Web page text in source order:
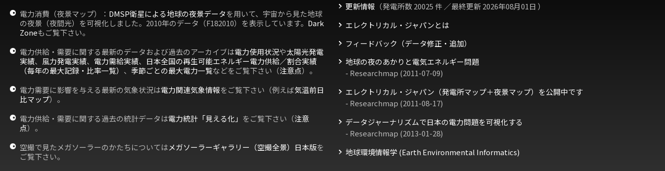
電力消費（夜景マップ）： DMSP衛星による地球の夜景データを用いて、宇宙から見た地球
の夜景（夜間光）を可視化しました。2010年のデータ（F182010）を表示しています。 Dark
Zoneもご覧下さい。
電力供給・需要に関する最新のデータおよび過去のアーカイブは電力使用状況や太陽光発電
実績、 風力発電実績、 電力需給実績、 日本全国の再生可能エネルギー電力供給／割合実績
（毎年の最大記録・比率一覧） 、 季節ごとの最大電力一覧などをご覧下さい（注意点）。
電力需要に影響を与える最新の気象状況は電力関連気象情報をご覧下さい（例えば気温前日
比マップ）。
電力供給・需要に関する過去の統計データは電力統計「見える化」 をご覧下さい（注意
点）。
空撮で見たメガソーラーのかたちについてはメガソーラーギャラリー（空撮全景）日本版を
ご覧下さい。
更新情報 （発電所数 20025 件 ／最終更新 2026年08月01日 ）
エレクトリカル・ジャパンとは
フィードバック（データ修正・追加）
地球の夜のあかりと電気エネルギー問題
- Researchmap (2011-07-09)
エレクトリカル・ジャパン（発電所マップ＋夜景マップ）を公開中です
- Researchmap (2011-08-17)
データジャーナリズムで日本の電力問題を可視化する
- Researchmap (2013-01-28)
地球環境情報学 (Earth Environmental Informatics)